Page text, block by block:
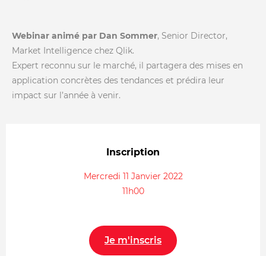
Webinar animé par Dan Sommer, Senior Director,
Market Intelligence chez Qlik.
Expert reconnu sur le marché, il partagera des mises en
application concrètes des tendances et prédira leur
impact sur l’année à venir.
Inscription
Mercredi 11 Janvier 2022
11h00
Je m'inscris